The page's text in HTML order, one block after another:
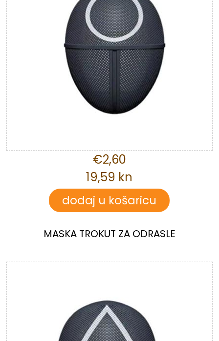
€2,60
19,59 kn
MASKA TROKUT ZA ODRASLE